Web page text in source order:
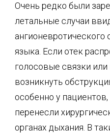
Очень редко были
летальные случаи
ангионевротического
языка. Если отек
голосовые связки или
возникнуть
особенно у
перенесли
органах дыхания. В